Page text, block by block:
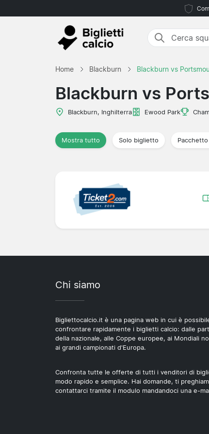
Home Blackburn Blackburn vs
Blackburn vs
Blackburn, Inghilterra Ewood Park
Mostra tutto Solo biglietto
Chi siamo
Bigliettocalcio.it è una pagina web in cui è
confrontare rapidamente i biglietti calcio: dalle
della nazionale, alle Coppe europee, ai Mondiali
ai grandi campionati d'Europa.
Confronta tutte le offerte di tutti i venditori di
modo rapido e semplice. Hai domande, ti
contattarci tramite il modulo mandandoci una e-